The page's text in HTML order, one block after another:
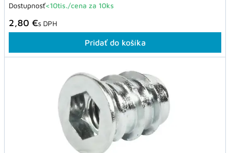
Dostupnosť<10tis./cena za 10ks
2,80 €s DPH
Pridať do košíka